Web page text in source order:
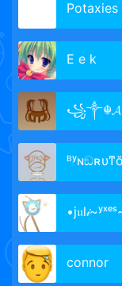
Potaxies
E e k
connor